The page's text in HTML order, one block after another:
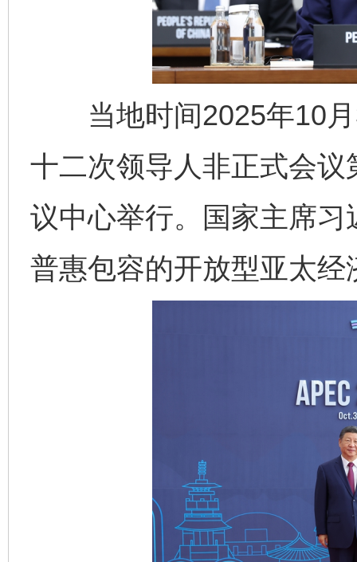
当地时间2025年10月
十二次领导人非正式会
议中心举行。国家主席
普惠包容的开放型亚太